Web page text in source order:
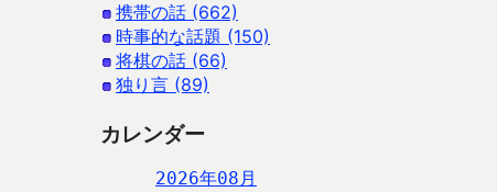
携帯の話 (662)
時事的な話題 (150)
将棋の話 (66)
独り言 (89)
カレンダー
2026年08月